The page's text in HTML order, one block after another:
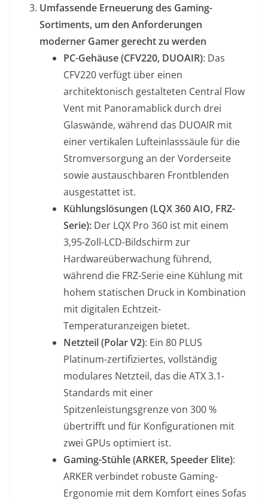
Umfassende Erneuerung des Gaming-
Sortiments, um den Anforderungen
moderner Gamer gerecht zu werden
PC-Gehäuse (CFV220, DUOAIR): Das
CFV220 verfügt über einen
architektonisch gestalteten Central Flow
Vent mit Panoramablick durch drei
Glaswände, während das DUOAIR mit
einer vertikalen Lufteinlasssäule für die
Stromversorgung an der Vorderseite
sowie austauschbaren Frontblenden
ausgestattet ist.
Kühlungslösungen (LQX 360 AIO, FRZ-
Serie): Der LQX Pro 360 ist mit einem
3,95-Zoll-LCD-Bildschirm zur
Hardwareüberwachung führend,
während die FRZ-Serie eine Kühlung mit
hohem statischen Druck in Kombination
mit digitalen Echtzeit-
Temperaturanzeigen bietet.
Netzteil (Polar V2): Ein 80 PLUS
Platinum-zertifiziertes, vollständig
modulares Netzteil, das die ATX 3.1-
Standards mit einer
Spitzenleistungsgrenze von 300 %
übertrifft und für Konfigurationen mit
zwei GPUs optimiert ist.
Gaming-Stühle (ARKER, Speeder Elite):
ARKER verbindet robuste Gaming-
Ergonomie mit dem Komfort eines Sofas